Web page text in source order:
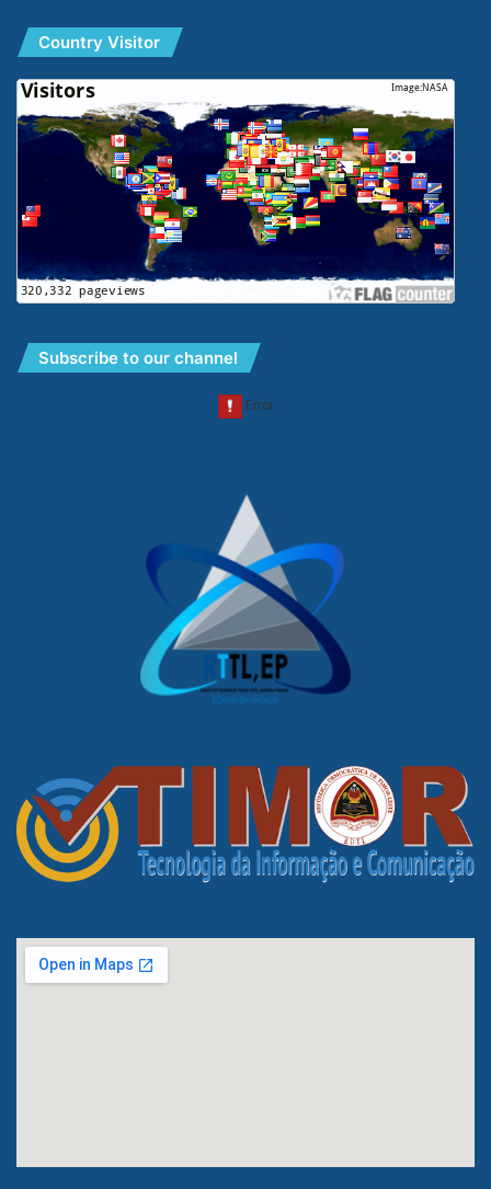
Country Visitor
Subscribe to our channel